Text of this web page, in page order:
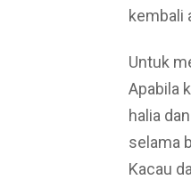
kembali
Untuk
Apabila
halia
selama
Kacau